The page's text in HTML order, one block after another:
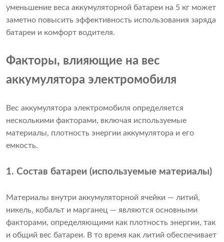
уменьшение веса аккумуляторной батареи на 5 кг может
заметно повысить эффективность использования заряда
батареи и комфорт водителя.
Факторы, влияющие на вес
аккумулятора электромобиля
Вес аккумулятора электромобиля определяется
несколькими факторами, включая используемые
материалы, плотность энергии аккумулятора и его
емкость.
1. Состав батареи (используемые материалы)
Материалы внутри аккумуляторной ячейки — литий,
никель, кобальт и марганец — являются основными
факторами, определяющими как плотность энергии, так
и общий вес батареи. В то время как литий обеспечивает